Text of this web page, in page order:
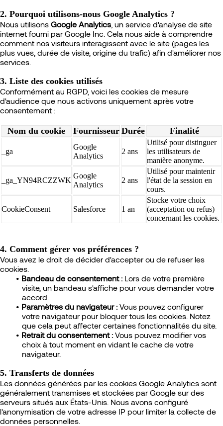
2. Pourquoi utilisons-nous Google Analytics ?
Nous utilisons Google Analytics , un service d'analyse de site
internet fourni par Google Inc. Cela nous aide à comprendre
comment nos visiteurs interagissent avec le site (pages les
plus vues, durée de visite, origine du trafic) afin d'améliorer nos
services.
3. Liste des cookies utilisés
Conformément au RGPD, voici les cookies de mesure
d'audience que nous activons uniquement après votre
consentement :
Nom du cookie Fournisseur Durée Finalité
_ga
Google
Analytics
2 ans
Utilisé pour distinguer
les utilisateurs de
manière anonyme.
_ga_YN94RCZZWK
Google
Analytics
2 ans
Utilisé pour maintenir
l'état de la session en
cours.
CookieConsent Salesforce 1 an
Stocke votre choix
(acceptation ou refus)
concernant les cookies.
4. Comment gérer vos préférences ?
Vous avez le droit de décider d'accepter ou de refuser les
cookies.
Bandeau de consentement :Lors de votre première
visite, un bandeau s'affiche pour vous demander votre
accord.
Paramètres du navigateur :Vous pouvez configurer
votre navigateur pour bloquer tous les cookies. Notez
que cela peut affecter certaines fonctionnalités du site.
Retrait du consentement :Vous pouvez modifier vos
choix à tout moment en vidant le cache de votre
navigateur.
5. Transferts de données
Les données générées par les cookies Google Analytics sont
généralement transmises et stockées par Google sur des
serveurs situés aux États-Unis. Nous avons configuré
l'anonymisation de votre adresse IP pour limiter la collecte de
données personnelles.